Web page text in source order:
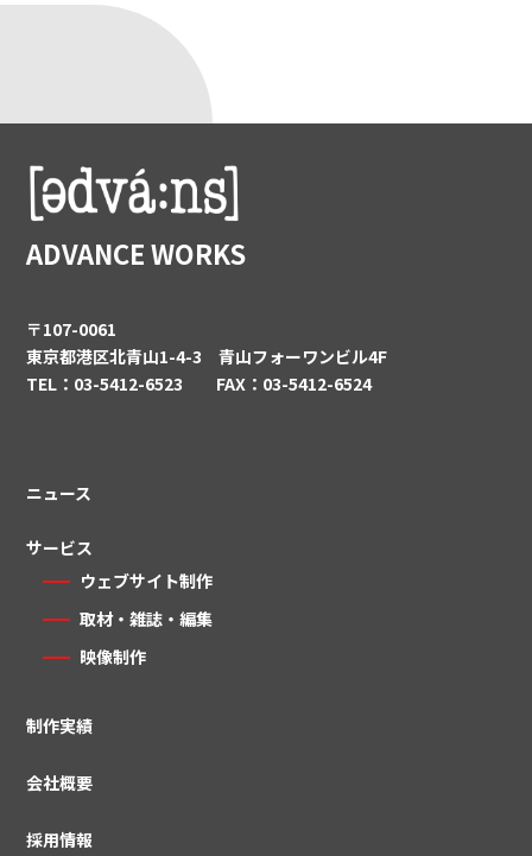
ADVANCE WORKS
〒107-0061
東京都港区北青山1-4-3 青山フォーワンビル4F
TEL：03-5412-6523 FAX：03-5412-6524
ニュース
サービス
ウェブサイト制作
取材・雑誌・編集
映像制作
制作実績
会社概要
採用情報